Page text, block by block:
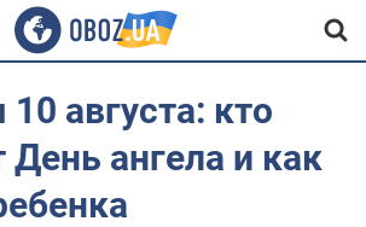
августа: кто
День ангела и как